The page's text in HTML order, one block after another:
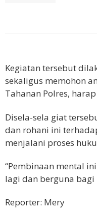
Kegiatan tersebut
sekaligus memohon
Tahanan Polres,
Disela-sela giat
dan rohani ini
menjalani proses
“Pembinaan mental
lagi dan berguna bagi
Reporter: Mery